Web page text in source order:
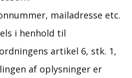
mailadresse etc.
i henhold til
artikel 6, stk. 1,
af oplysninger er